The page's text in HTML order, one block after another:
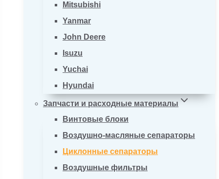
Mitsubishi
Yanmar
John Deere
Isuzu
Yuchai
Hyundai
Запчасти и расходные материалы
Винтовые блоки
Воздушно-масляные сепараторы
Циклонные сепараторы
Воздушные фильтры